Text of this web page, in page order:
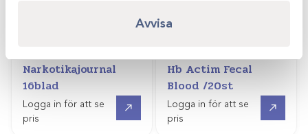
Avvisa
Narkotikajournal
16blad
Logga in för att se
pris
Hb Actim Fecal
Blood /20st
Logga in för att se
pris